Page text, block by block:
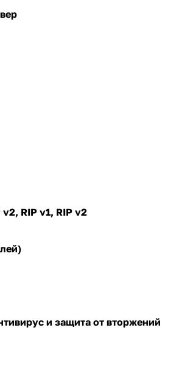
v2, RIP v1, RIP v2
и защита от вторжений